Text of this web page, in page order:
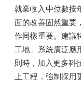
就業收入中位數按
面的改善固然重要
作同樣重要。建議
工地」系統廣泛應
則時，加入更多科
上工程，強制採